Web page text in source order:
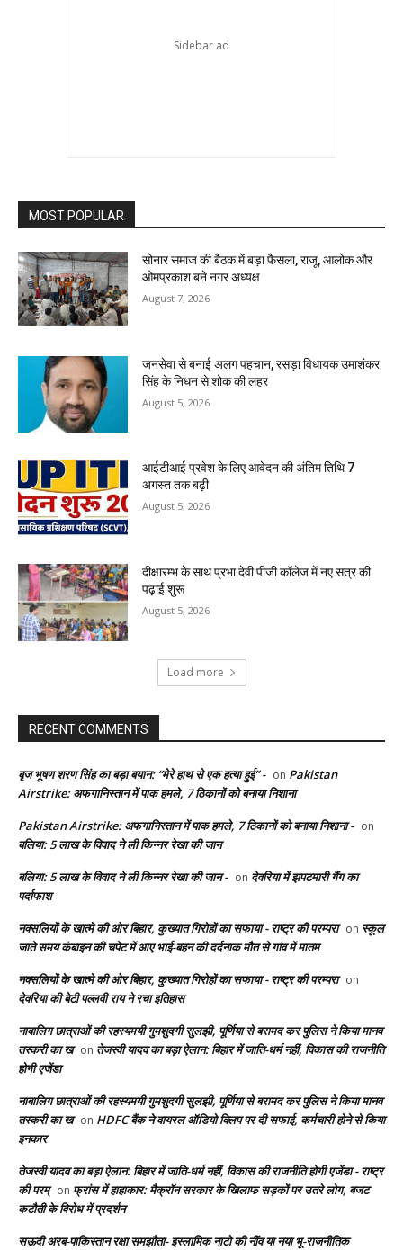
MOST POPULAR
सोनार समाज की बैठक में बड़ा फैसला, राजू, आलोक और
ओमप्रकाश बने नगर अध्यक्ष
August 7, 2026
जनसेवा से बनाई अलग पहचान, रसड़ा विधायक उमाशंकर
सिंह के निधन से शोक की लहर
August 5, 2026
आईटीआई प्रवेश के लिए आवेदन की अंतिम तिथि 7
अगस्त तक बढ़ी
August 5, 2026
दीक्षारम्भ के साथ प्रभा देवी पीजी कॉलेज में नए सत्र की
पढ़ाई शुरू
August 5, 2026
Load more
RECENT COMMENTS
बृज भूषण शरण सिंह का बड़ा बयान: “मेरे हाथ से एक हत्या हुई” - on Pakistan
Airstrike: अफगानिस्तान में पाक हमले, 7 ठिकानों को बनाया निशाना
Pakistan Airstrike: अफगानिस्तान में पाक हमले, 7 ठिकानों को बनाया निशाना - on
बलिया: 5 लाख के विवाद ने ली किन्नर रेखा की जान
बलिया: 5 लाख के विवाद ने ली किन्नर रेखा की जान - on देवरिया में झपटमारी गैंग का
पर्दाफाश
नक्सलियों के खात्मे की ओर बिहार, कुख्यात गिरोहों का सफाया - राष्ट्र की परम्परा on स्कूल
जाते समय कंबाइन की चपेट में आए भाई-बहन की दर्दनाक मौत से गांव में मातम
नक्सलियों के खात्मे की ओर बिहार, कुख्यात गिरोहों का सफाया - राष्ट्र की परम्परा on
देवरिया की बेटी पल्लवी राय ने रचा इतिहास
नाबालिग छात्राओं की रहस्यमयी गुमशुदगी सुलझी, पूर्णिया से बरामद कर पुलिस ने किया मानव
तस्करी का ख on तेजस्वी यादव का बड़ा ऐलान: बिहार में जाति-धर्म नहीं, विकास की राजनीति
होगी एजेंडा
नाबालिग छात्राओं की रहस्यमयी गुमशुदगी सुलझी, पूर्णिया से बरामद कर पुलिस ने किया मानव
तस्करी का ख on HDFC बैंक ने वायरल ऑडियो क्लिप पर दी सफाई, कर्मचारी होने से किया
इनकार
तेजस्वी यादव का बड़ा ऐलान: बिहार में जाति-धर्म नहीं, विकास की राजनीति होगी एजेंडा - राष्ट्र
की परम् on फ्रांस में हाहाकार: मैक्रॉन सरकार के खिलाफ सड़कों पर उतरे लोग, बजट
कटौती के विरोध में प्रदर्शन
सऊदी अरब-पाकिस्तान रक्षा समझौता- इस्लामिक नाटो की नींव या नया भू-राजनीतिक